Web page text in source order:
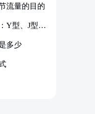
流量的目的
Y型、J型、
多少